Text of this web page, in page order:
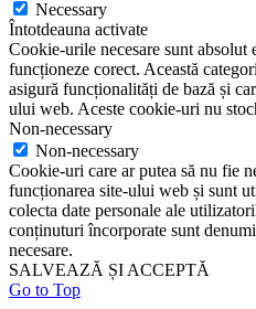
Necessary
Întotdeauna activate
Cookie-urile necesare sunt absolut
funcționeze corect. Această
asigură funcționalități de bază și
ului web. Aceste cookie-uri nu
Non-necessary
Non-necessary
Cookie-uri care ar putea să nu fie
funcționarea site-ului web și sunt
colecta date personale ale
conținuturi încorporate sunt
necesare.
SALVEAZĂ ȘI ACCEPTĂ
Go to Top